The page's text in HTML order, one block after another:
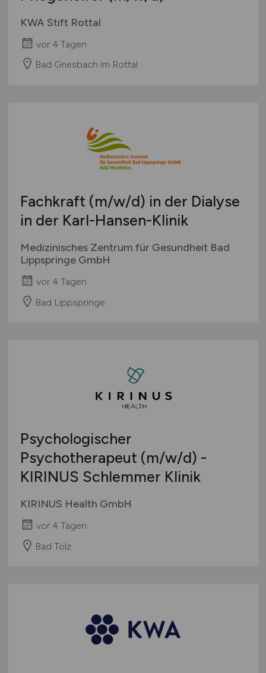
KWA Stift Rottal
vor 4 Tagen
Bad Griesbach im Rottal
Fachkraft (m/w/d) in der Dialyse
in der Karl-Hansen-Klinik
Medizinisches Zentrum für Gesundheit Bad
Lippspringe GmbH
vor 4 Tagen
Bad Lippspringe
Psychologischer
Psychotherapeut (m/w/d) -
KIRINUS Schlemmer Klinik
KIRINUS Health GmbH
vor 4 Tagen
Bad Tölz